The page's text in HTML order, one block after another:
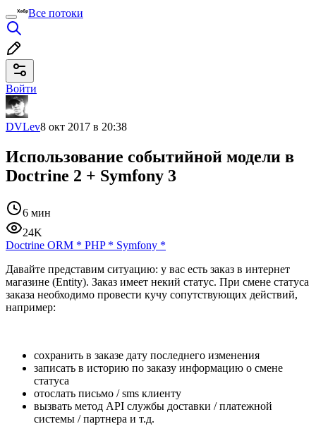
Все потоки
Войти
DVLev8 окт 2017 в 20:38
Использование событийной модели в
Doctrine 2 + Symfony 3
6 мин
24K
Doctrine ORM * PHP* Symfony *
Давайте представим ситуацию: у вас есть заказ в интернет
магазине (Entity). Заказ имеет некий статус. При смене статуса
заказа необходимо провести кучу сопутствующих действий,
например:
сохранить в заказе дату последнего изменения
записать в историю по заказу информацию о смене
статуса
отослать письмо / sms клиенту
вызвать метод API службы доставки / платежной
системы / партнера и т.д.